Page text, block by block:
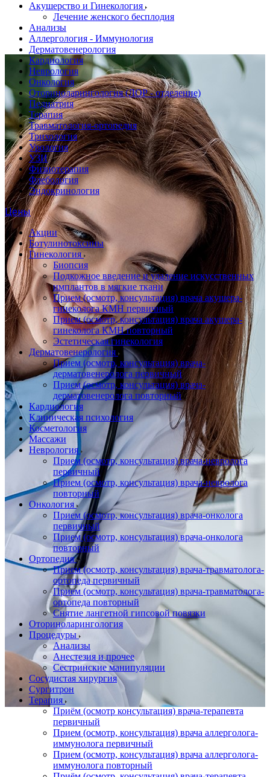
Акушерство и Гинекология
Лечение женского бесплодия
Анализы
Аллергология - Иммунология
Дерматовенерология
Кардиология
Неврология
Онкология
Оториноларингология (ЛОР - отделение)
Педиатрия
Терапия
Травматология-ортопедия
Трихология
Урология
УЗИ
Физиотерапия
Флебология
Эндокринология
Цены
Акции
Ботулинотоксины
Гинекология
Биопсия
Подкожное введение и удаление искусственных
имплантов в мягкие ткани
Прием (осмотр, консультация) врача акушера-
гинеколога КМН первичный
Прием (осмотр, консультация) врача акушера-
гинеколога КМН повторный
Эстетическая гинекология
Дерматовенерология
Прием (осмотр, консультация) врача-
дерматовенеролога первичный
Прием (осмотр, консультация) врача-
дерматовенеролога повторный
Кардиология
Клиническая психология
Косметология
Массажи
Неврология
Прием (осмотр, консультация) врача-невролога
первичный
Прием (осмотр, консультация) врача-невролога
повторный
Онкология
Прием (осмотр, консультация) врача-онколога
первичный
Прием (осмотр, консультация) врача-онколога
повторный
Ортопедия
Прием (осмотр, консультация) врача-травматолога-
ортопеда первичный
Прием (осмотр, консультация) врача-травматолога-
ортопеда повторный
Снятие лангетной гипсовой повязки
Оториноларингология
Процедуры
Анализы
Анестезия и прочее
Сестринские манипуляции
Сосудистая хирургия
Сургитрон
Терапия
Приём (осмотр консультация) врача-терапевта
первичный
Прием (осмотр, консультация) врача аллерголога-
иммунолога первичный
Прием (осмотр, консультация) врача аллерголога-
иммунолога повторный